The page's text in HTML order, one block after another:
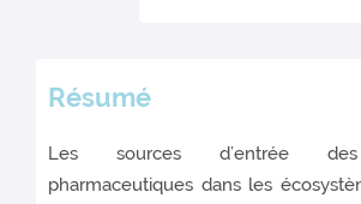
Résumé
Les sources d’entrée des
pharmaceutiques dans les